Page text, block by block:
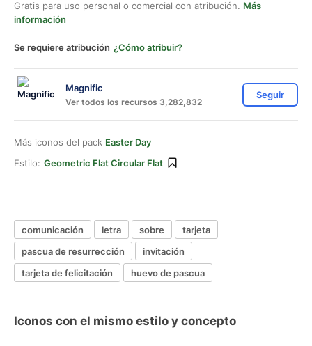
Gratis para uso personal o comercial con atribución. Más
información
Se requiere atribución ¿Cómo atribuir?
Magnific
Ver todos los recursos 3,282,832
Seguir
Más iconos del pack Easter Day
Estilo: Geometric Flat Circular Flat
comunicación letra sobre
tarjeta
pascua de resurrección
invitación
tarjeta de felicitación
huevo de pascua
Iconos con el mismo estilo y concepto